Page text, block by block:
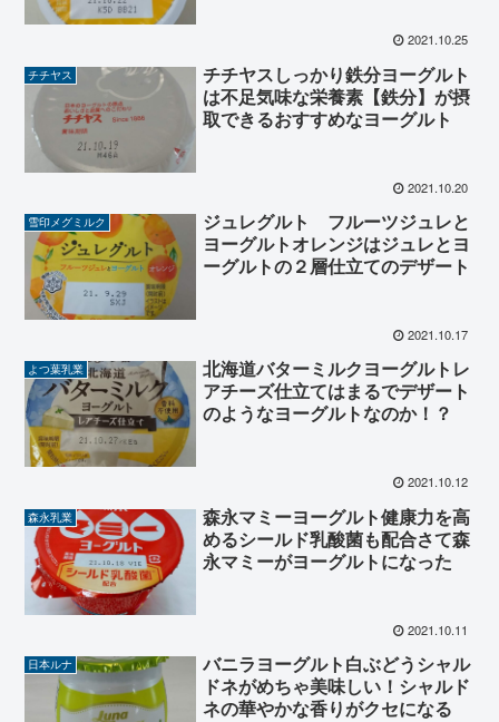
2021.10.25
チチヤス
チチヤスしっかり鉄分ヨーグルト
は不足気味な栄養素【鉄分】が摂
取できるおすすめなヨーグルト
2021.10.20
雪印メグミルク
ジュレグルト フルーツジュレと
ヨーグルトオレンジはジュレとヨ
ーグルトの２層仕立てのデザート
2021.10.17
よつ葉乳業
北海道バターミルクヨーグルトレ
アチーズ仕立てはまるでデザート
のようなヨーグルトなのか！？
2021.10.12
森永乳業
森永マミーヨーグルト健康力を高
めるシールド乳酸菌も配合さて森
永マミーがヨーグルトになった
2021.10.11
日本ルナ
バニラヨーグルト白ぶどうシャル
ドネがめちゃ美味しい！シャルド
ネの華やかな香りがクセになる